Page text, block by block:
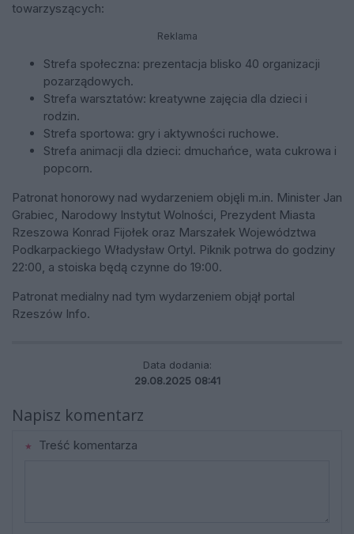
towarzyszących:
Reklama
Strefa społeczna: prezentacja blisko 40 organizacji
pozarządowych.
Strefa warsztatów: kreatywne zajęcia dla dzieci i
rodzin.
Strefa sportowa: gry i aktywności ruchowe.
Strefa animacji dla dzieci: dmuchańce, wata cukrowa i
popcorn.
Patronat honorowy nad wydarzeniem objęli m.in. Minister Jan
Grabiec, Narodowy Instytut Wolności, Prezydent Miasta
Rzeszowa Konrad Fijołek oraz Marszałek Województwa
Podkarpackiego Władysław Ortyl. Piknik potrwa do godziny
22:00, a stoiska będą czynne do 19:00.
Patronat medialny nad tym wydarzeniem objął portal
Rzeszów Info.
Data dodania:
29.08.2025 08:41
Napisz komentarz
Treść komentarza